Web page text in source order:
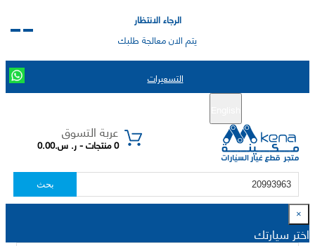
الرجاء الانتظار
يتم الان معالجة طلبك
التسعيرات
عربة التسوق
0 منتجات - ر. س.0.00
بحث
×
اختر سيارتك